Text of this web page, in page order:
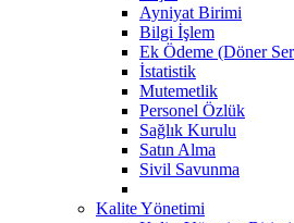
Ayniyat Birimi
Bilgi İşlem
Ek Ödeme (Döner
İstatistik
Mutemetlik
Personel Özlük
Sağlık Kurulu
Satın Alma
Sivil Savunma
Kalite Yönetimi